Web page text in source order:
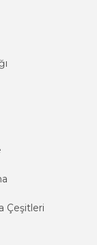
Çeşitleri